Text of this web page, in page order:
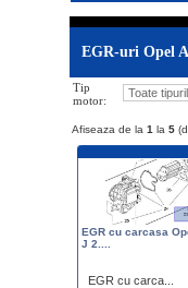
EGR-uri Opel
Tip
motor:
Afiseaza de la 1 la 5
EGR cu carcasa
J 2....
EGR cu carca...